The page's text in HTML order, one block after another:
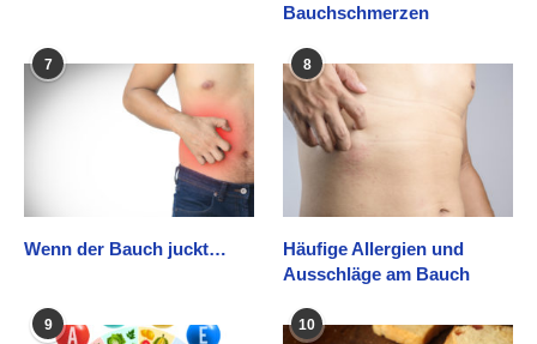
Bauchschmerzen
7
Wenn der Bauch juckt…
8
Häufige Allergien und
Ausschläge am Bauch
9 10